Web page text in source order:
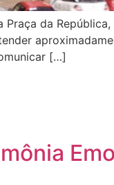
da
[…]